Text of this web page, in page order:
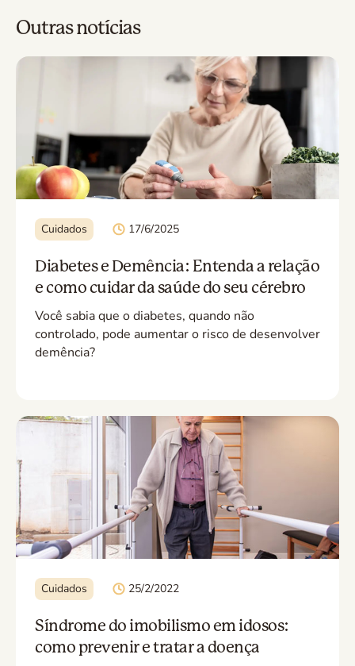
Outras notícias
Cuidados 17/6/2025
Diabetes e Demência: Entenda a relação
e como cuidar da saúde do seu cérebro
Você sabia que o diabetes, quando não
controlado, pode aumentar o risco de desenvolver
demência?
Cuidados 25/2/2022
Síndrome do imobilismo em idosos:
como prevenir e tratar a doença